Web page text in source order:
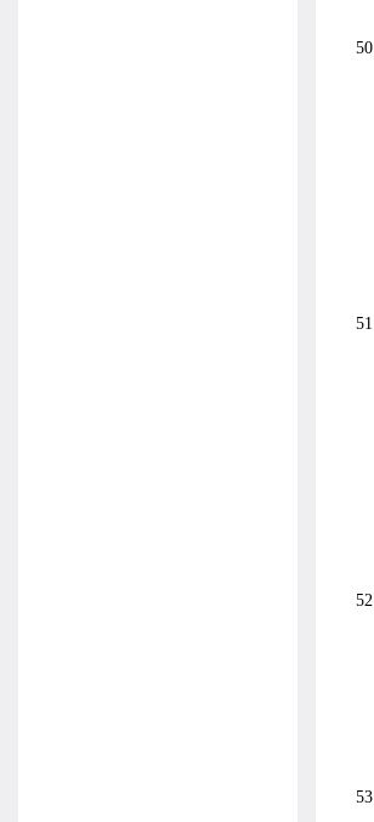
50
51
52
53